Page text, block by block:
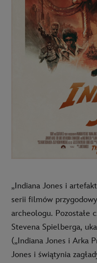
„Indiana Jones i
serii filmów
archeologu. Pozostałe
Stevena Spielberga,
(„Indiana Jones i Arka
Jones i świątynia